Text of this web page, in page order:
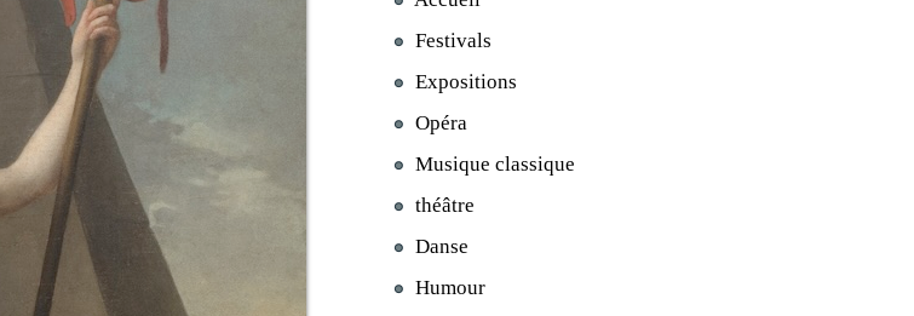
Festivals
Expositions
Opéra
Musique classique
théâtre
Danse
Humour